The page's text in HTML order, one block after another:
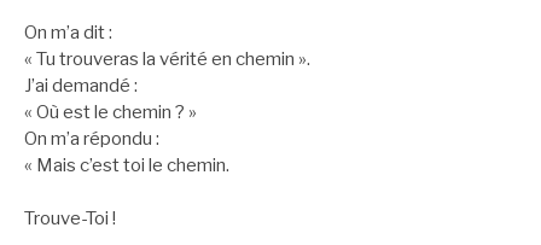
On m’a dit :
« Tu trouveras la vérité en chemin ».
J’ai demandé :
« Où est le chemin ? »
On m’a répondu :
« Mais c’est toi le chemin.
Trouve-Toi !